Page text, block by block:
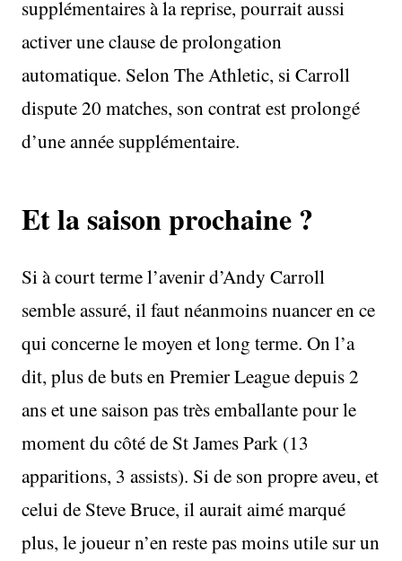
supplémentaires à la reprise, pourrait aussi
activer une clause de prolongation
automatique. Selon The Athletic, si Carroll
dispute 20 matches, son contrat est prolongé
d’une année supplémentaire.
Et la saison prochaine ?
Si à court terme l’avenir d’Andy Carroll
semble assuré, il faut néanmoins nuancer en ce
qui concerne le moyen et long terme. On l’a
dit, plus de buts en Premier League depuis 2
ans et une saison pas très emballante pour le
moment du côté de St James Park (13
apparitions, 3 assists). Si de son propre aveu, et
celui de Steve Bruce, il aurait aimé marqué
plus, le joueur n’en reste pas moins utile sur un